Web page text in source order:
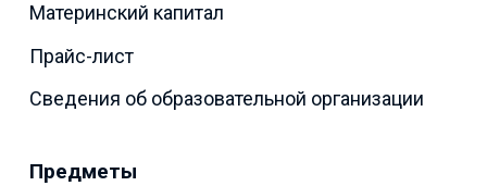
Материнский капитал
Прайс-лист
Сведения об образовательной организации
Предметы